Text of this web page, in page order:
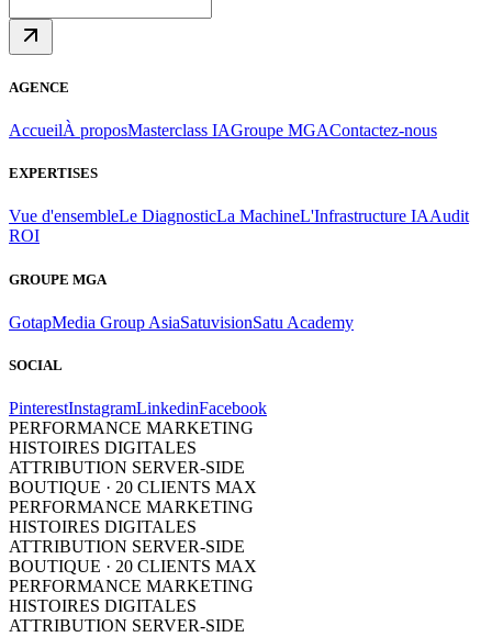
AGENCE
AccueilÀ proposMasterclass IAGroupe MGAContactez-nous
EXPERTISES
Vue d'ensembleLe DiagnosticLa MachineL'Infrastructure IAAudit
ROI
GROUPE MGA
GotapMedia Group AsiaSatuvisionSatu Academy
SOCIAL
PinterestInstagramLinkedinFacebook
PERFORMANCE MARKETING
HISTOIRES DIGITALES
ATTRIBUTION SERVER-SIDE
BOUTIQUE · 20 CLIENTS MAX
PERFORMANCE MARKETING
HISTOIRES DIGITALES
ATTRIBUTION SERVER-SIDE
BOUTIQUE · 20 CLIENTS MAX
PERFORMANCE MARKETING
HISTOIRES DIGITALES
ATTRIBUTION SERVER-SIDE